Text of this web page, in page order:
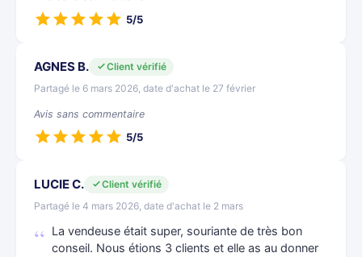
5/5
AGNES B.
Client vérifié
Partagé le 6 mars 2026, date d'achat le 27 février
Avis sans commentaire
5/5
LUCIE C.
Client vérifié
Partagé le 4 mars 2026, date d'achat le 2 mars
La vendeuse était super, souriante de très bon
conseil. Nous étions 3 clients et elle as au donner